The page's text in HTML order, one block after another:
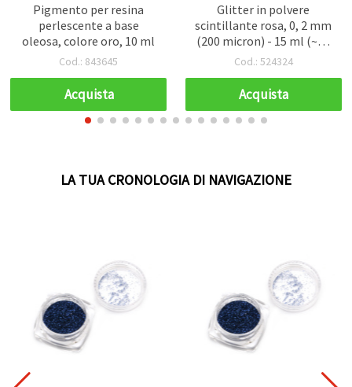
Pigmento per resina
perlescente a base
oleosa, colore oro, 10 ml
Cod.: 843645
Acquista
Glitter in polvere
scintillante rosa, 0, 2 mm
(200 micron) - 15 ml (~12
g)
Cod.: 524324
Acquista
LA TUA CRONOLOGIA DI NAVIGAZIONE